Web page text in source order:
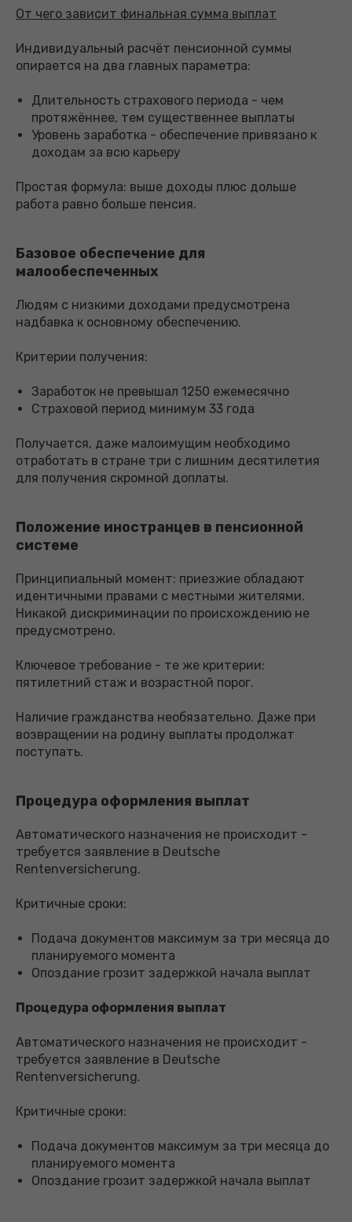
От чего зависит финальная сумма выплат
Индивидуальный расчёт пенсионной суммы
опирается на два главных параметра:
Длительность страхового периода - чем
протяжённее, тем существеннее выплаты
Уровень заработка - обеспечение привязано к
доходам за всю карьеру
Простая формула: выше доходы плюс дольше
работа равно больше пенсия.
Базовое обеспечение для
малообеспеченных
Людям с низкими доходами предусмотрена
надбавка к основному обеспечению.
Критерии получения:
Заработок не превышал 1250 ежемесячно
Страховой период минимум 33 года
Получается, даже малоимущим необходимо
отработать в стране три с лишним десятилетия
для получения скромной доплаты.
Положение иностранцев в пенсионной
системе
Принципиальный момент: приезжие обладают
идентичными правами с местными жителями.
Никакой дискриминации по происхождению не
предусмотрено.
Ключевое требование - те же критерии:
пятилетний стаж и возрастной порог.
Наличие гражданства необязательно. Даже при
возвращении на родину выплаты продолжат
поступать.
Процедура оформления выплат
Автоматического назначения не происходит -
требуется заявление в Deutsche
Rentenversicherung.
Критичные сроки:
Подача документов максимум за три месяца до
планируемого момента
Опоздание грозит задержкой начала выплат
Процедура оформления выплат
Автоматического назначения не происходит -
требуется заявление в Deutsche
Rentenversicherung.
Критичные сроки:
Подача документов максимум за три месяца до
планируемого момента
Опоздание грозит задержкой начала выплат